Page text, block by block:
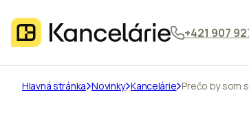
+421 907
Hlavná stránka Novinky Kancelárie Prečo by som